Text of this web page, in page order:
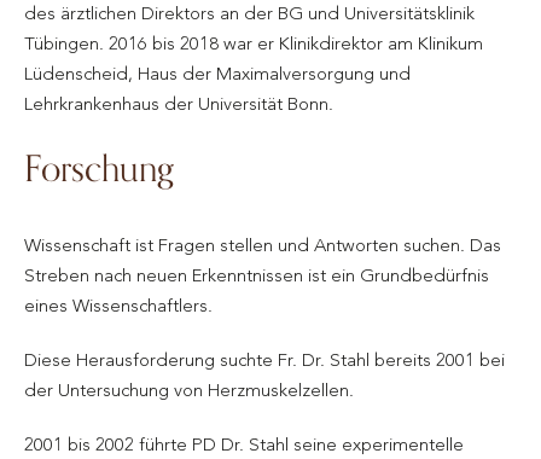
des ärztlichen Direktors an der BG und Universitätsklinik
Tübingen. 2016 bis 2018 war er Klinikdirektor am Klinikum
Lüdenscheid, Haus der Maximalversorgung und
Lehrkrankenhaus der Universität Bonn.
Forschung
Wissenschaft ist Fragen stellen und Antworten suchen. Das
Streben nach neuen Erkenntnissen ist ein Grundbedürfnis
eines Wissenschaftlers.
Diese Herausforderung suchte Fr. Dr. Stahl bereits 2001 bei
der Untersuchung von Herzmuskelzellen.
2001 bis 2002 führte PD Dr. Stahl seine experimentelle